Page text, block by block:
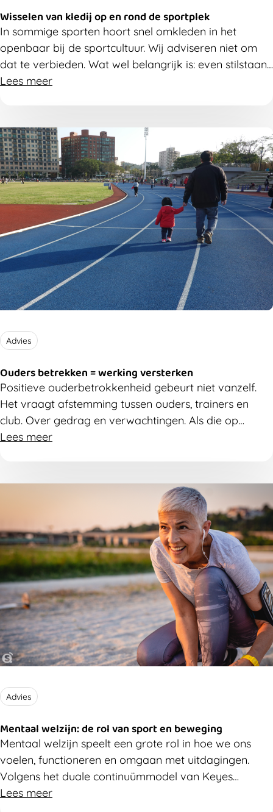
Wisselen van kledij op en rond de sportplek
In sommige sporten hoort snel omkleden in het
openbaar bij de sportcultuur. Wij adviseren niet om
dat te verbieden. Wat wel belangrijk is: even stilstaan
bij hoe iedereen zich daarbij voelt. Misschien ben je je
Lees meer
Advies
Ouders betrekken = werking versterken
Positieve ouderbetrokkenheid gebeurt niet vanzelf.
Het vraagt afstemming tussen ouders, trainers en
club. Over gedrag en verwachtingen. Als die op
elkaar afgestemd zijn, verbetert dat de sportbeleving
Lees meer
Advies
Mentaal welzijn: de rol van sport en beweging
Mentaal welzijn speelt een grote rol in hoe we ons
voelen, functioneren en omgaan met uitdagingen.
Volgens het duale continuümmodel van Keyes
bestaat mentale gezondheid uit zowel mentaal
Lees meer